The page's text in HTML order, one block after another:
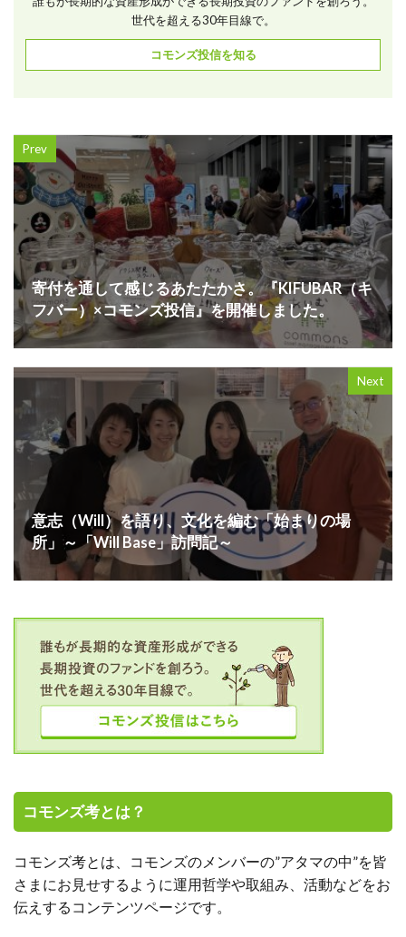
世代を超える30年目線で。
コモンズ投信を知る
Prev
寄付を通して感じるあたたかさ。『KIFUBAR（キ
フバー）×コモンズ投信』を開催しました。
Next
意志（Will）を語り、文化を編む「始まりの場
所」～「Will Base」訪問記～
コモンズ考とは？
コモンズ考とは、コモンズのメンバーの”アタマの中”を皆
さまにお見せするように運用哲学や取組み、活動などをお
伝えするコンテンツページです。